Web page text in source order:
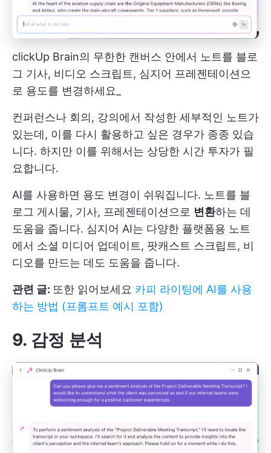
clickUp Brain의 무한한 캔버스 안에서 노트를 블로
그 기사, 비디오 스크립트, 심지어 프레젠테이션으
로 용도를 변경하세요_
컨퍼런스나 회의, 강의에서 작성한 세부적인 노트가
있는데, 이를 다시 활용하고 싶은 경우가 종종 있습
니다. 하지만 이를 위해서는 상당한 시간 투자가 필
요합니다.
AI를 사용하면 용도 변경이 쉬워집니다. 노트를 블
로그 게시물, 기사, 프레젠테이션으로 변환하는 데
도움을 줍니다. 심지어 AI는 다양한 플랫폼용 노트
에서 소셜 미디어 업데이트, 팟캐스트 스크립트, 비
디오를 만드는 데도 도움을 줍니다.
관련 글: 또한 읽어보세요 카피 라이팅에 AI를 사용
하는 방법 (프롬프트 예시 포함)
9. 감정 분석